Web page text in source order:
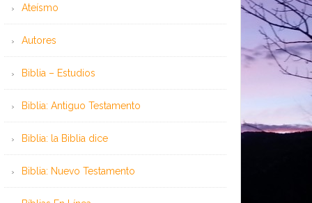
Ateísmo
Autores
Biblia – Estudios
Biblia: Antiguo Testamento
Biblia: la Biblia dice
Biblia: Nuevo Testamento